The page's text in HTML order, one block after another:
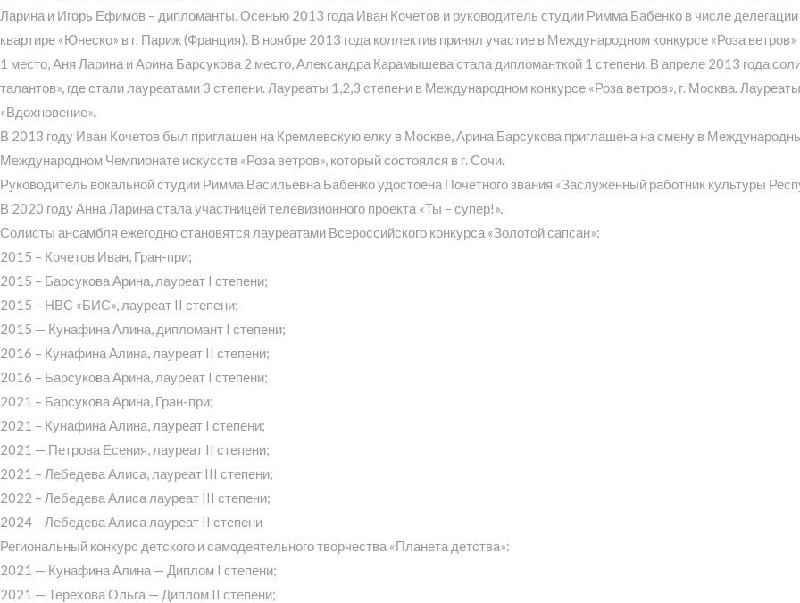
Ларина и Игорь Ефимов – дипломанты. Осенью 2013 года Иван Кочетов и руководитель студии Римма Бабенко в числе
квартире «Юнеско» в г. Париж (Франция). В ноябре 2013 года коллектив принял участие в Международном конкурсе «Роза
1 место, Аня Ларина и Арина Барсукова 2 место, Александра Карамышева стала дипломанткой 1 степени. В апреле 2013 года
талантов», где стали лауреатами 3 степени. Лауреаты 1,2,3 степени в Международном конкурсе «Роза ветров», г. Москва.
«Вдохновение».
В 2013 году Иван Кочетов был приглашен на Кремлевскую елку в Москве, Арина Барсукова приглашена на смену в
Международном Чемпионате искусств «Роза ветров», который состоялся в г. Сочи.
Руководитель вокальной студии Римма Васильевна Бабенко удостоена Почетного звания «Заслуженный работник культуры
В 2020 году Анна Ларина стала участницей телевизионного проекта «Ты – супер!».
Солисты ансамбля ежегодно становятся лауреатами Всероссийского конкурса «Золотой сапсан»:
2015 – Кочетов Иван, Гран-при;
2015 – Барсукова Арина, лауреат I степени;
2015 – НВС «БИС», лауреат II степени;
2015 — Кунафина Алина, дипломант I степени;
2016 – Кунафина Алина, лауреат II степени;
2016 – Барсукова Арина, лауреат I степени;
2021 – Барсукова Арина, Гран-при;
2021 – Кунафина Алина, лауреат I степени;
2021 — Петрова Есения, лауреат II степени;
2021 – Лебедева Алиса, лауреат III степени;
2022 – Лебедева Алиса лауреат III степени;
2024 – Лебедева Алиса лауреат II степени
Региональный конкурс детского и самодеятельного творчества «Планета детства»:
2021 — Кунафина Алина — Диплом I степени;
2021 — Терехова Ольга — Диплом II степени;